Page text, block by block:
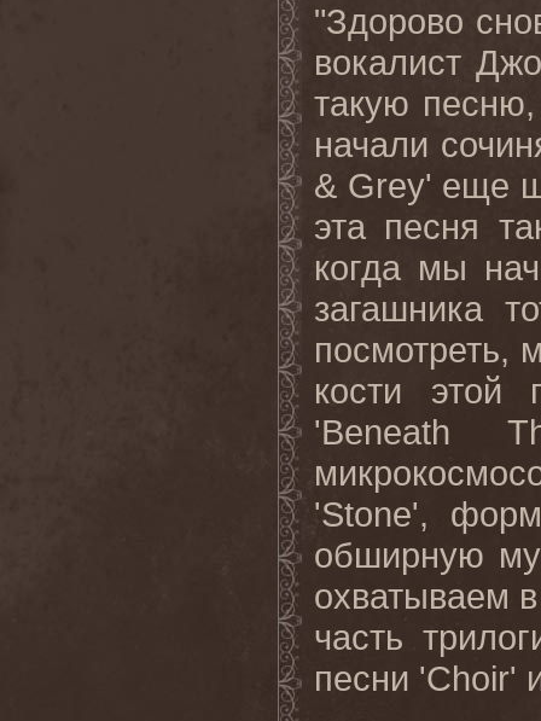
"Здорово
вокалист
такую
начали
& Grey' еще
эта песня
когда мы
загашника
посмотреть,
кости этой
'Beneath
'Stone',
обширную
охватываем
часть
песни 'Choir'